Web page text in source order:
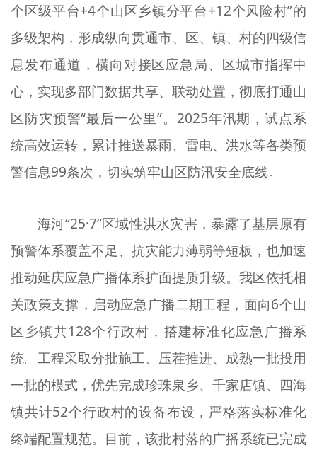
个区级平台+4个山区乡镇分平台+12个风险村”的
多级架构，形成纵向贯通市、区、镇、村的四级信
息发布通道，横向对接区应急局、区城市指挥中
心，实现多部门数据共享、联动处置，彻底打通山
区防灾预警“最后一公里”。2025年汛期，试点系
统高效运转，累计推送暴雨、雷电、洪水等各类预
警信息99条次，切实筑牢山区防汛安全底线。
海河“25·7”区域性洪水灾害，暴露了基层原有
预警体系覆盖不足、抗灾能力薄弱等短板，也加速
推动延庆应急广播体系扩面提质升级。我区依托相
关政策支撑，启动应急广播二期工程，面向6个山
区乡镇共128个行政村，搭建标准化应急广播系
统。工程采取分批施工、压茬推进、成熟一批投用
一批的模式，优先完成珍珠泉乡、千家店镇、四海
镇共计52个行政村的设备布设，严格落实标准化
终端配置规范。目前，该批村落的广播系统已完成